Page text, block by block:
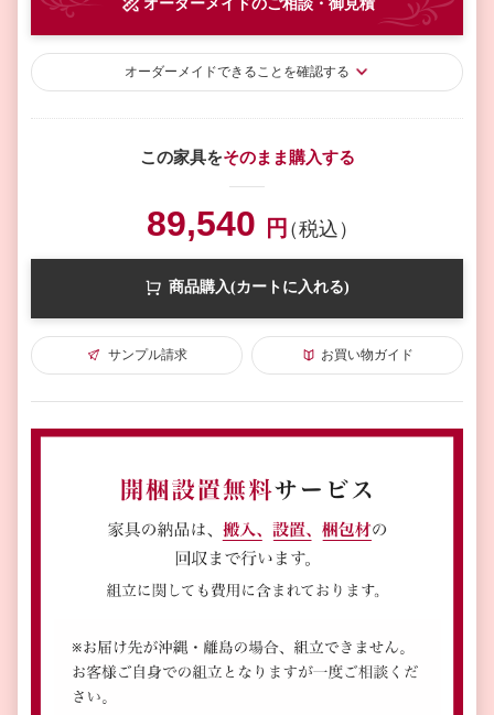
オーダーメイドのご相談・御見積
オーダーメイドできることを確認する
この家具をそのまま購入する
89,540 円（税込）
商品購入(カートに入れる)
サンプル請求 お買い物ガイド